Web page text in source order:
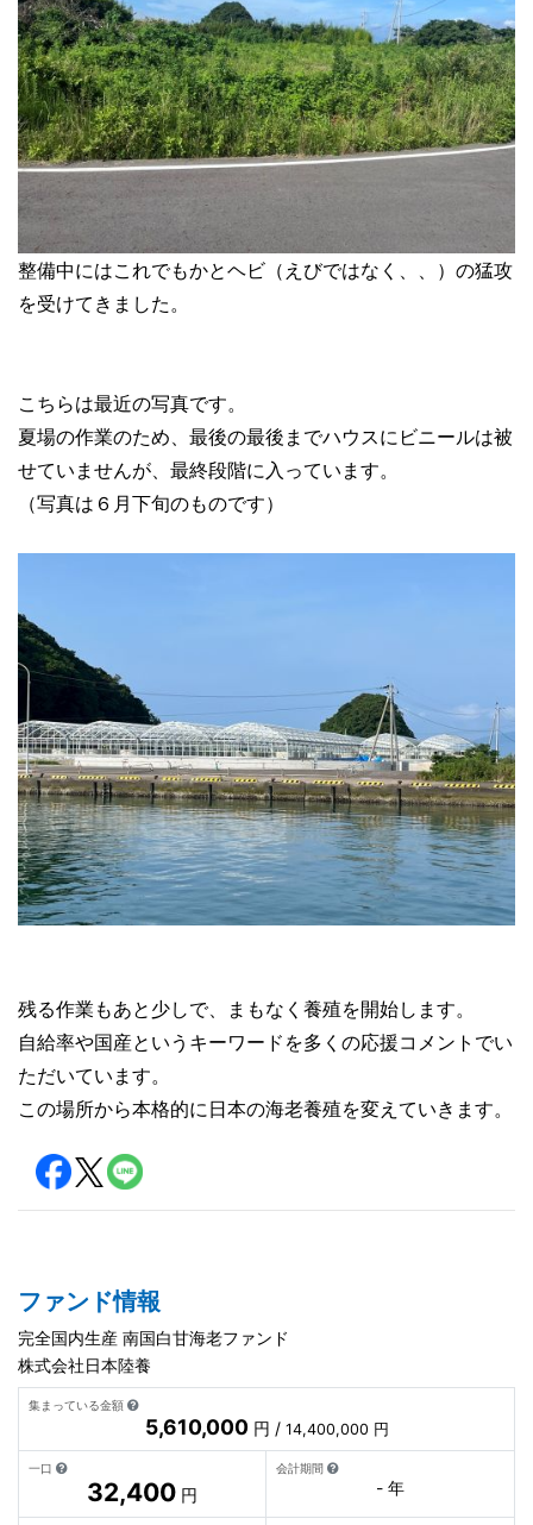
整備中にはこれでもかとヘビ（えびではなく、、）の猛攻
を受けてきました。
こちらは最近の写真です。
夏場の作業のため、最後の最後までハウスにビニールは被
せていませんが、最終段階に入っています。
（写真は６月下旬のものです）
残る作業もあと少しで、まもなく養殖を開始します。
自給率や国産というキーワードを多くの応援コメントでい
ただいています。
この場所から本格的に日本の海老養殖を変えていきます。
ファンド情報
完全国内生産 南国白甘海老ファンド
株式会社日本陸養
集まっている金額
5,610,000円 / 14,400,000 円
一口
32,400 円
会計期間
- 年